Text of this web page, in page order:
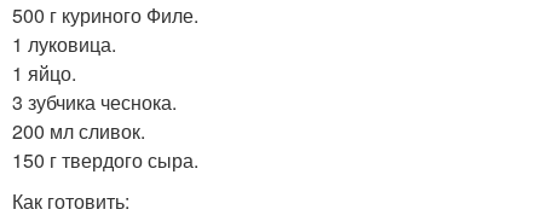
500 г куриного Филе.
1 луковица.
1 яйцо.
3 зубчика чеснока.
200 мл сливок.
150 г твердого сыра.
Как готовить: